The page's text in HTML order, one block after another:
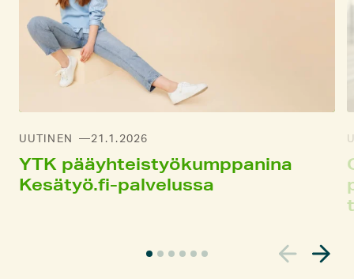
UUTINEN 21.1.2026
YTK pääyhteistyökumppanina
Kesätyö.fi-palvelussa